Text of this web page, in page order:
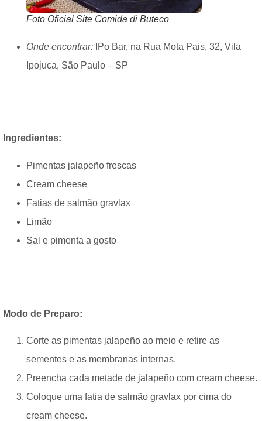
Foto Oficial Site Comida di Buteco
Onde encontrar: IPo Bar, na Rua Mota Pais, 32, Vila
Ipojuca, São Paulo – SP
Ingredientes:
Pimentas jalapeño frescas
Cream cheese
Fatias de salmão gravlax
Limão
Sal e pimenta a gosto
Modo de Preparo:
Corte as pimentas jalapeño ao meio e retire as
sementes e as membranas internas.
Preencha cada metade de jalapeño com cream cheese.
Coloque uma fatia de salmão gravlax por cima do
cream cheese.